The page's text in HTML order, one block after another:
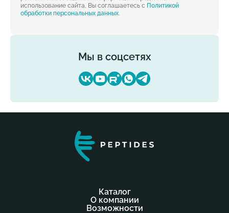
использование сайта, Вы соглашаетесь с Политикой
обработки персональных данных.
Мы в соцсетях
Каталог
О компании
Возможности